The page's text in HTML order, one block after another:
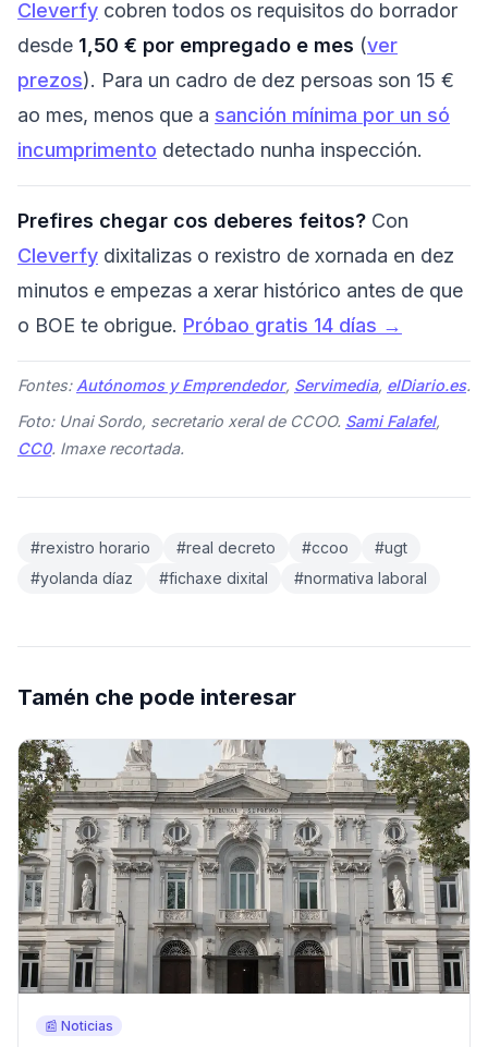
Cleverfy cobren todos os requisitos do borrador
desde 1,50 € por empregado e mes (ver
prezos). Para un cadro de dez persoas son 15 €
ao mes, menos que a sanción mínima por un só
incumprimento detectado nunha inspección.
Prefires chegar cos deberes feitos? Con
Cleverfy dixitalizas o rexistro de xornada en dez
minutos e empezas a xerar histórico antes de que
o BOE te obrigue. Próbao gratis 14 días →
Fontes: Autónomos y Emprendedor, Servimedia, elDiario.es.
Foto: Unai Sordo, secretario xeral de CCOO. Sami Falafel,
CC0. Imaxe recortada.
#rexistro horario #real decreto #ccoo
#ugt
#yolanda díaz
#fichaxe dixital #normativa laboral
Tamén che pode interesar
📰 Noticias